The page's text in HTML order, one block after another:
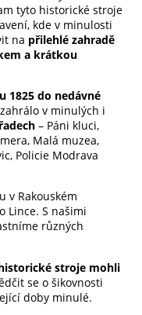
tyto historické stroje
kde v minulosti
na přilehlé zahradě
a krátkou
1825 do nedávné
v minulých i
– Páni kluci,
Malá muzea,
Policie Modrava
v Rakouském
Lince. S našimi
různých
stroje mohli
se o šikovnosti
doby minulé.